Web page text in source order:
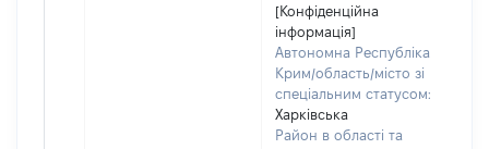
[Конфіденційна
інформація]
Автономна Республіка
Крим/область/місто зі
спеціальним статусом:
Харківська
Район в області та